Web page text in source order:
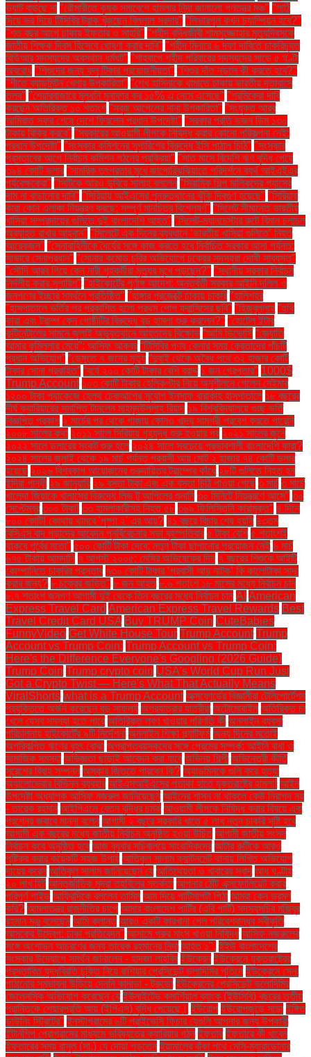
ভ্যাট বাড়ছে না "রৌমারীতে কৃষক সমাবেশে হামলার নিন্দা জানালো গণতন্ত্র মঞ্চ" "লাঠি
দিয়ে ভর দিয়ে টিসিবির ট্রাক খুঁজছেন বিল্লাল সরদার" "লিভারপুল কখন চ্যাম্পিয়ন হবে?"
"শত বছর আগে ঢাকায় ইফতার ও সাহ্‌রি" "শহীদ বুদ্ধিজীবী শামসুজ্জোহার মৃত্যুদিবসকে
জাতীয় শিক্ষক দিবস হিসেবে ঘোষণা করার দাবি" "শহীদ মিনারে ৬ দফা দাবিতে চাকরিচ্যুত
বিডিআর সদস্যদের অবস্থান ধর্মঘট" "শাহবাগে শহীদ পরিবারের সদস্যদের সাড়ে ৫ ঘণ্টা
অবরোধ "শিশুদের জন্য ফ্লু টিকার প্রয়োজনীয়তা" "শিশুর দাঁত নড়লে কী করতে হবে?"
"শীতে ব্যাডমিন্টন খেলার উপকারিতা" "শেখ হাসিনাকে থামাতে ঢাকায় ভারতীয় দূতাবাসে
তলব" "শেয়ারবাজারে মূলধনি মুনাফার কর ১৫% এ নেমে এসেছে" "শ্রমিকেরা দাবি
করছেন অতিরিক্ত ১০ শতাংশ "সবুজ আপেলের নানা উপকারিতা" "সংযুক্ত আরব
আমিরাত সফর শেষে দেশে ফিরলেন প্রধান উপদেষ্টা" "সরকার প্রতি ডজন ডিম ১৩০
টাকায় বিক্রি করবে" "সরকারের আওয়ামী লীগকে নিষিদ্ধ করার কোনো পরিকল্পনা নেই:
প্রধান উপদেষ্টা" "সংস্কার কমিশনের সুপারিশের বিরুদ্ধে ইসি পাঠাল চিঠি" "সংস্কার
প্রস্তাবের আগে নির্বাচন কমিশন গঠনের প্রক্রিয়া" "সাত মাসে বিদেশি ঋণ বৃদ্ধি পেয়ে
৩৯৪ কোটি ডলার "সামরিক তৎপরতার মুখে জাপোরিঝঝিয়াতে পরিদর্শনে ব্যর্থ আইএইএর
পর্যবেক্ষকেরা" "সিটিকে আরও ডুবিয়ে সালাহ বললেন "সিরামিক শিল্প মালিকদের গ্যাসের
দাম না বাড়ানোর দাবি" "সিরিয়ায় আইএসের পুনরুত্থানের ঝুঁকি দ্বিগুণ হয়েছে" "সিরিয়ায়
কারা কোন এলাকা নিয়ন্ত্রণ করছে: সম্পূর্ণ মানচিত্র বিশ্লেষণ" "সিলেট সীমান্তে ভারতীয়
খাসিয়া সম্প্রদায়ের গুলিতে দুই বাংলাদেশি আহত" "সিলেট-ম্যানচেস্টার রুটে বিমান চলাচল
অব্যাহত রাখার আহ্বান" "সিলেটে এক দিনের ব্যবধানে ‘ভারতীয় খাসিয়া গু‌লিতে’ নিহত
আরেকজন" "সেনাবাহিনীকে ধৈর্যের সঙ্গে কাজ করতে হবে নির্বাচিত সরকার আসা পর্যন্ত:
সাভারে সেনাপ্রধান" "সোনার কমোড চুরির অভিযোগে চক্রের সদস্যরা দোষী সাব্যস্ত"
"সৌদি আরব গিয়ে কেন নারী গৃহকর্মীরা মৃত্যুর মুখে পড়ছেন?" "স্থানীয় সরকার নির্বাচন
নির্দলীয় করার সুপারিশ" "হাইকোর্টের পূর্ণাঙ্গ আদেশ: অন্তর্বর্তী সরকার আইনি দলিল ও
জনগণের ইচ্ছার সমর্থনে প্রতিষ্ঠিত" "হাঙ্গার প্রজেক্টে ঢাকায় চাকরি "হালিশহর
"হাসপাতালে ভর্তির পর প্রকাশিত হলো প্রথম পোপ ফ্রান্সিসের ছবি" "হিজবুল্লাহ "হুথি
কারা এবং ট্রাম্প কেন গোষ্ঠীটির বিরুদ্ধে বড় হামলা শুরু করলেন?" "হোটেল ইন্টার
কন্টিনেন্টালের সামনে জুলাই অভ্যুত্থানে আহতদের বিক্ষোভ “আমি ডিভোর্সি “জ্যোতি
আমার কুমিল্লার মেয়ে”: আসিফ আকবর “টিসিবির পণ্য কেনার সময় ক্রেতাদের পাঁচটি
প্রধান অভিযোগ” “ডেঙ্গুতে ৭ জনের মৃত্যু “দুবাই থেকে অবৈধ পথে ৩২ হাজার কোটি
টাকার সোনা প্রবাহিত” “বর্ষে ২০০ কোটি টাকার বেশি বরাদ্দ ১ জন গ্রেপ্তার" 1000$
Trump Account ১০৩ কোটি টাকার হেলিকপ্টার নিয়ে অনুশীলনে গেলেন নেইমার
১২০০ টাকা প্যাকেজে হেলথ চেকআপের সুযোগ ইনসাফ বারাকাহ হাসপাতালে ১৮ বছরের
দীর্ঘ ক্যারিয়ারের সমাপ্তি টানলেন মাহমুদউল্লাহ রিয়াদ ১৯ বিশ্ববিদ্যালয়ে গুচ্ছ ভর্তি
বিজ্ঞপ্তি প্রকাশ ২ মার্চের পর থেকে গাজায় কোনও খাদ্য সামগ্রী প্রবেশ করতে পারেনি
২০০৮ সালের কথা ২০১১ সালে সিরিয়ায় গৃহযুদ্ধ শুরু হওয়ার পর ২০২১ সালের জুনে
২০২২ সালে ডলারের সংকট শুরু হলে ২০২৪ সালে সবচেয়ে প্রভাবশালী বাংলাদেশি কারা?
২০২৪ সালের জুলাই থেকে ১৯ মার্চ পর্যন্ত প্রবাসী আয় মোট ২ হাজার ৭৪ কোটি ডলার
হয়েছে ২০২৬ বিশ্বকাপ আয়োজনের গুরুদায়িত্ব ট্রাম্পের কাঁধে ২৮টি গুলিতে নিহত হন
ইন্দিরা গান্ধী ২৯ জানুয়ারি ২৯ বস্তা টাকা এবং এক বস্তা চিঠি পাওয়া গেছে ৩ মার্চ ৩ মার্চে
খালেদা জিয়াকে খালাসের বিরুদ্ধে লিভ টু আপিলের শুনানি ৩০ মিনিটে নিয়ন্ত্রণে আসে" ৩০
সেপ্টেম্বর ৩০০ টাকা! ৩৩ হামলাকারীসহ নিহত ৫৮ ৩৬৯ ফিলিস্তিনি কারামুক্ত" ৪ দিনে
৮০০ কোটি! কোথায় থামবে 'পুষ্পা ২' এর আয়? ৪১ বছরে বিচার শেষ হয়নি ৪৩তম
বিসিএস বাদ পড়াদের আবেদন পুনর্বিবেচনার সভা বৃহস্পতিবার ৫ টাকা বেশি ৫ শতাংশই
থাকবে পূর্বের মতো" ৫০০ কোটি টাকা দেবে: নতুন টাকা ছাপানোর প্রয়োজন নেই ৬ মার্চ
৬৭৫ টাকায় আমদানি ৭ আগস্ট ২০০৫: মেসির অভিষেকের দিন ৭ বছরের শিশুকে আইটি
কোম্পানিতে চাকরির প্রস্তাব ৭৩০ কোটি টাকার ‘প্রবাসী আয় নাটক’ কি কালোটাকা সাদা
করার জন্য? ৮ চক্রের জড়িত" ৮ জন আহত ৮.৬ শতাংশ ১৮ মাসের মধ্যে নির্বাচন চান
৮.৭ শতাংশ জনগণ আগামী দুই থেকে তিন বছরের মধ্যে নির্বাচন চান AI American
Express Travel Card American Express Travel Rewards Best
Travel Credit Card USA Buy TRUMP Coin CuteBabies
FunnyVideo Get White House Tour Trump Account Trump
Account vs Trump Coin: Trump Account vs Trump Coin:
Here's the Difference Everyone's Googling (2026 Guide)
Trump Coin Trump crypto coin USA's World Cup Run Just
Got a Crypto Twist — Here's What That Actually Means
ViralShorts what is a Trump Account অক্সফোর্ডের বিজ্ঞানীরা টেলিপোর্টেশন
প্রযুক্তিতে অর্জন করেছেন বড় সাফল্য অগ্রযাত্রার যাত্রীরা অটোমোবাইল অতিরিক্ত চা
খেলে যেসব সমস্যা হতে পারে অতিরিক্ত লবণ খাওয়ার পরিণতি কী অনলাইন ব্যবসা
পরিচালনায় হাইকোর্টের ৯টি নির্দেশনা অনলাইন শিক্ষা প্ল্যাটফর্ম অন্য দিনের মতোই
অপরিকল্পিত ঋণের বৃহৎ বোঝা অপ্রাপ্তবয়স্কদের সঙ্গে প্রেমের সম্পর্ক: আইনি বাধা ও
সামাজিক সমস্যা অভিজ্ঞতা ছাড়াই আবেদন করা যাবে অভিনয় শিল্পী অভিনেত্রী কীর্তি
সুরেশের বিবাহ সম্পন্ন অস্কার জিততে পারবেন কি? অ্যাডমিনকে গুলি করে হত্যা
অ্যালোভেরার বিভিন্ন ব্যবহার আইএসআইএসের পতাকা হাতে যুক্তরাষ্ট্রে হামলা! আইন
উপদেষ্টা অধ্যাপক আসিফ নজরুল জানিয়েছেন আইনের শাসন না থাকলে কেউ নিরাপদ নয়
- তারেক রহমান আইপিএলে বেতন বৃদ্ধির চমক আওয়ামী লীগকে নিষিদ্ধ করার বিষয়ে এক
প্রশ্নের জবাবে মান্না বলেন আগামী ২ বছরে সরকারি খাতে ৫ লাখ নতুন চাকরি সৃষ্টি হবে
আগামী এক বছরের মধ্যে জাতীয় নির্বাচন অনুষ্ঠিত হওয়া উচিত আগামী জাতীয় সংসদ
নির্বাচন কবে অনুষ্ঠিত হবে আজ বুধবার সচিবালয়ে সাংবাদিকদের আটার রুটিকে আরও
পুষ্টিকর করার কয়েকটি সহজ উপায় আতিকুল সালাম ক্যান্টনমেন্ট থানায় লিখিত অভিযোগ
দায়ের করেন আতিকুল সালাম জানিয়েছেন যে আতিথেয়তা ও খাবারের স্বাদ আধ ঘণ্টায়
২০ লাখ হিট আন্তর্জাতিক মুদ্রা তহবিলের সতর্কতা আপনার ঠোঁট এক্সফোলিয়েট করার
পরিপূর্ণ গাইড আফ্রিদিকে বললেন তামিম আম দিয়ে পাটিসাপটা পিঠা আমরা কেন ভ্রমণ
করি? আমলাতন্ত্র রাজনীতির চাপে আমার বাংলাদেশ পার্টির (এবি পার্টি) সদস্যসচিব মজিবুর
রহমান মঞ্জু বলেছেন আমি ক্লান্ত আরও একটি কারখানা পেল পরিবেশবান্ধব স্বীকৃতি
আসকের উদ্বেগ: ঢাকা প্রতিবেদন" আসামে গরুর মাংস খাওয়া নিষিদ্ধ আসিফ নজরুলের
সঙ্গে অশোভন আচরণের জন্য তারেক রহমানের নিন্দা আহত ১". ইইউ বাংলাদেশের
সংস্কার উদ্যোগে সমর্থন জানালেন - হাদজা লাহবিব ইউক্রেন ইউক্রেনে যুক্তরাষ্ট্রের
প্রস্তাবিত যুদ্ধবিরতি চুক্তি নিয়ে রাশিয়ার প্রেসিডেন্ট ভ্লাদিমির পুতিনে ইউক্রেনে সেনা
পাঠানোর সম্ভাবনা উড়িয়ে দেননি কানাডা - ট্রুডো ইউক্রেনের প্রেসিডেন্ট ভলোদিমির
জেলেনস্কি অভিযোগ করেছেন যে ইউনাইটেড কমার্শিয়াল ব্যাংক (ইউসিবি) বছরের তৃতীয়
প্রান্তিকে শেয়ারপ্রতি আয় (ইপিএস) বৃদ্ধি পেয়েছে। ইউরোপ ইউরোপজুড়ে সাড়া ইঙ্গিত
ডাউনিং স্ট্রিটের" ইনস্টাগ্রামের ৬টি প্রাইভেসি ফিচার যেগুলি আপনার জন্য উপকারী
ইন্টার্নশিপ প্রোগ্রামের মাধ্যমে ভবিষ্যতের ক্যারিয়ার গঠন ইফতার ইফতারে কী খাবেন
ইফতারের সময় রাসুল (সা.) যে দোয়া পড়তেন ইয়ামালের বাঁকা পথে মেসি-ম্যারাডোনার